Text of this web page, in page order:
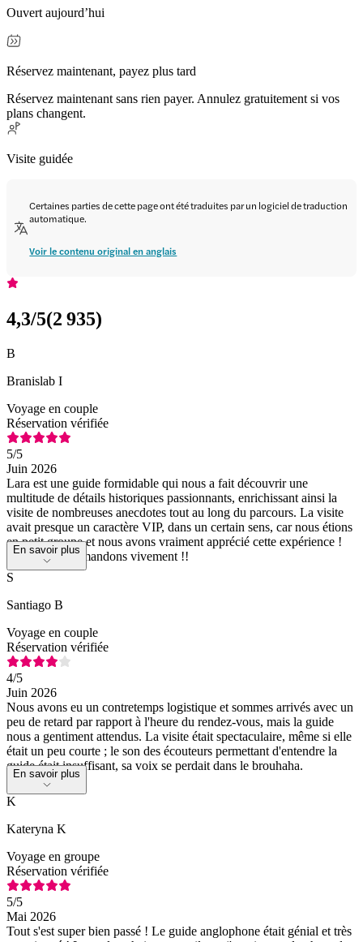
Ouvert aujourd’hui
Réservez maintenant, payez plus tard
Réservez maintenant sans rien payer. Annulez gratuitement si vos
plans changent.
Visite guidée
Certaines parties de cette page ont été traduites par un logiciel de traduction
automatique.
Voir le contenu original en anglais
4,3/5(2 935)
B
Branislab I
Voyage en couple
Réservation vérifiée
5/5
Juin 2026
Lara est une guide formidable qui nous a fait découvrir une
multitude de détails historiques passionnants, enrichissant ainsi la
visite de nombreuses anecdotes tout au long du parcours. La visite
avait presque un caractère VIP, dans un certain sens, car nous étions
en petit groupe et nous avons vraiment apprécié cette expérience !
Nous la recommandons vivement !!
En savoir plus
S
Santiago B
Voyage en couple
Réservation vérifiée
4/5
Juin 2026
Nous avons eu un contretemps logistique et sommes arrivés avec un
peu de retard par rapport à l'heure du rendez-vous, mais la guide
nous a gentiment attendus. La visite était spectaculaire, même si elle
était un peu courte ; le son des écouteurs permettant d'entendre la
guide était insuffisant, sa voix se perdait dans le brouhaha.
En savoir plus
K
Kateryna K
Voyage en groupe
Réservation vérifiée
5/5
Mai 2026
Tout s'est super bien passé ! Le guide anglophone était génial et très